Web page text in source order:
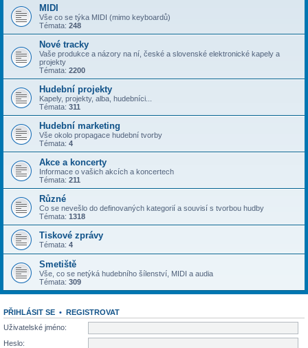
MIDI
Vše co se týka MIDI (mimo keyboardů)
Témata: 248
Nové tracky
Vaše produkce a názory na ní, české a slovenské elektronické kapely a
projekty
Témata: 2200
Hudební projekty
Kapely, projekty, alba, hudebníci...
Témata: 311
Hudební marketing
Vše okolo propagace hudební tvorby
Témata: 4
Akce a koncerty
Informace o vašich akcích a koncertech
Témata: 211
Různé
Co se nevešlo do definovaných kategorií a souvisí s tvorbou hudby
Témata: 1318
Tiskové zprávy
Témata: 4
Smetiště
Vše, co se netýká hudebního šílenství, MIDI a audia
Témata: 309
PŘIHLÁSIT SE • REGISTROVAT
Uživatelské jméno:
Heslo: